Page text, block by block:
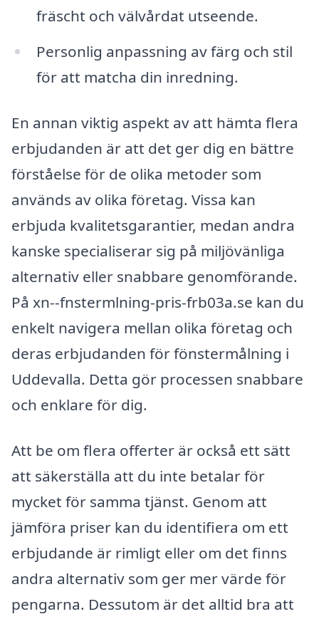
fräscht och välvårdat utseende.
Personlig anpassning av färg och stil
för att matcha din inredning.
En annan viktig aspekt av att hämta flera
erbjudanden är att det ger dig en bättre
förståelse för de olika metoder som
används av olika företag. Vissa kan
erbjuda kvalitetsgarantier, medan andra
kanske specialiserar sig på miljövänliga
alternativ eller snabbare genomförande.
På xn--fnstermlning-pris-frb03a.se kan du
enkelt navigera mellan olika företag och
deras erbjudanden för fönstermålning i
Uddevalla. Detta gör processen snabbare
och enklare för dig.
Att be om flera offerter är också ett sätt
att säkerställa att du inte betalar för
mycket för samma tjänst. Genom att
jämföra priser kan du identifiera om ett
erbjudande är rimligt eller om det finns
andra alternativ som ger mer värde för
pengarna. Dessutom är det alltid bra att